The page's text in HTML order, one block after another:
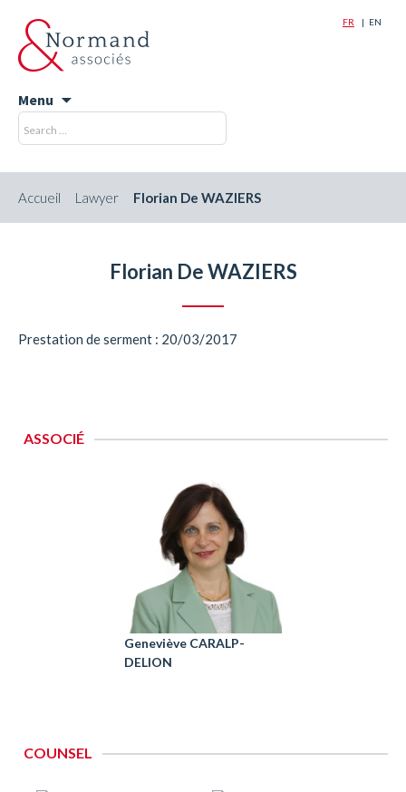
FR EN
Menu
Skip
to
Recherche
pour
Accueil Lawyer Florian De WAZIERS
Florian De WAZIERS
Prestation de serment : 20/03/2017
ASSOCIÉ
Geneviève CARALP-
DELION
COUNSEL